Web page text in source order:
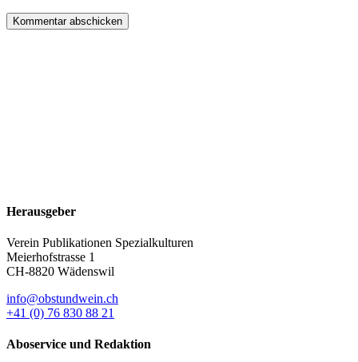
Herausgeber
Verein Publikationen Spezialkulturen
Meierhofstrasse 1
CH-8820 Wädenswil
info@obstundwein.ch
+41 (0) 76 830 88 21
Aboservice und Redaktion